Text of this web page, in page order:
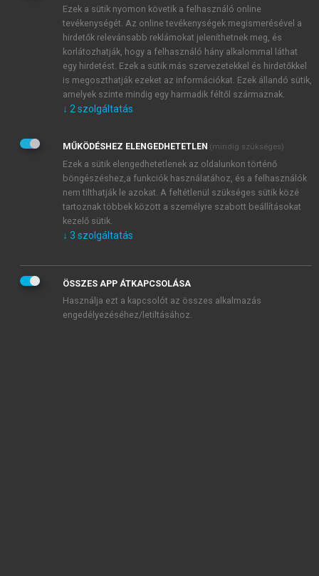
JELSZÓ ÚJRA
Kérek értesítést a MeRSZ újdonságairól, akcióiról.
Kérek értesítést az Akadémiai Kiadó Zrt. újdonságairól,
Adatkezelési tájékoztatóbanfoglaltakat tudomásul
veszem és elfogadom.
Általános vásárlási feltételeket, valamint a szotar.netés a
mersz.huoldalak licencszerződéseiben foglaltakat
tudomásul veszem és elfogadom.
KIPRÓBÁLOM
Ezek a sütik nyomon követik a felhasználó online
tevékenységét. Az online tevékenységek megismerésével a
hirdetők relevánsabb reklámokat jeleníthetnek meg, és
korlátozhatják, hogy a felhasználó hány alkalommal láthat
egy hirdetést. Ezek a sütik más szervezetekkel és hirdetőkkel
is megoszthatják ezeket az információkat. Ezek állandó sütik,
amelyek szinte mindig egy harmadik féltől származnak.
↓ 2 szolgáltatás
MŰKÖDÉSHEZ ELENGEDHETETLEN (mindig szükséges)
Ezek a sütik elengedhetetlenek az oldalunkon történő
böngészéshez,a funkciók használatához, és a felhasználók
nem tilthatják le azokat. A feltétlenül szükséges sütik közé
tartoznak többek között a személyre szabott beállításokat
kezelő sütik.
↓ 3 szolgáltatás
ÖSSZES APP ÁTKAPCSOLÁSA
Használja ezt a kapcsolót az összes alkalmazás
engedélyezéséhez/letiltásához.